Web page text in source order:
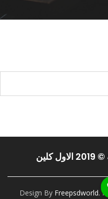
Design By Freepsdworld.